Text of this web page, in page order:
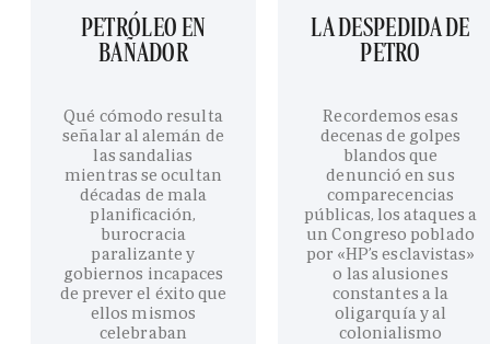
PETRÓLEO EN
BAÑADOR
Qué cómodo resulta
señalar al alemán de
las sandalias
mientras se ocultan
décadas de mala
planificación,
burocracia
paralizante y
gobiernos incapaces
de prever el éxito que
ellos mismos
celebraban
LA DESPEDIDA DE
PETRO
Recordemos esas
decenas de golpes
blandos que
denunció en sus
comparecencias
públicas, los ataques a
un Congreso poblado
por «HP’s esclavistas»
o las alusiones
constantes a la
oligarquía y al
colonialismo